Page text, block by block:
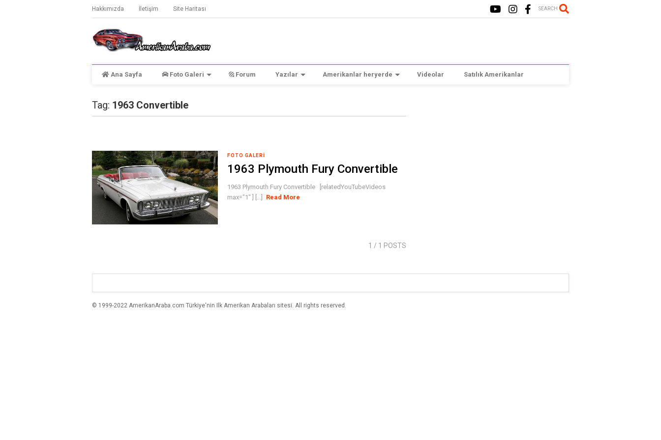
Hakkımızda İletişim Site Haritası SEARCH
Ana Sayfa Foto Galeri Forum Yazılar Amerikanlar heryerde Videolar Satılık Amerikanlar
Tag: 1963 Convertible
FOTO GALERI
1963 Plymouth Fury Convertible
1963 Plymouth Fury Convertible [relatedYouTubeVideos
max="1" ] [...]
Read More
1 / 1 POSTS
© 1999-2022 AmerikanAraba.com Türkiye'nin Ilk Amerikan Arabaları sitesi. All rights reserved.